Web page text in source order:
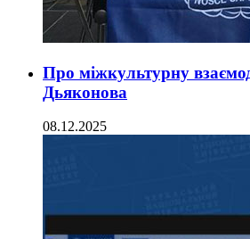
Про міжкультурну
Дьяконова
08.12.2025